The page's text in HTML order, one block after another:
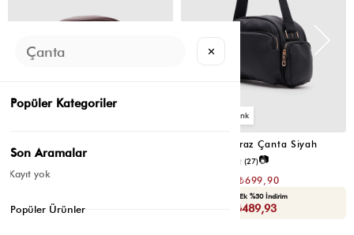
₺1.399,80
Sepette : ₺489,93
Montes Çapraz Çanta Siyah
(27)📷
₺699,90
Seçili Ürünlerde Ek %30 İndirim
Sepette : ₺489,93
✕
Popüler Kategoriler
Son Aramalar
Kayıt yok
Popüler Ürünler